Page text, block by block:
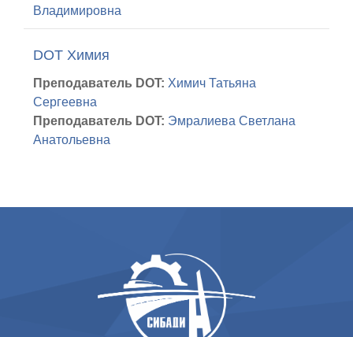
Владимировна
DOT Химия
Преподаватель DOT: Химич Татьяна
Сергеевна
Преподаватель DOT: Эмралиева Светлана
Анатольевна